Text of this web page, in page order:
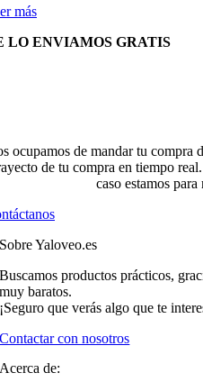
más
LO ENVIAMOS GRATIS
ocupamos de mandar tu compra
de tu compra en tiempo
caso estamos
Sobre Yaloveo.es
Buscamos productos prácticos,
muy baratos.
¡Seguro que verás algo que te
Contactar con nosotros
Acerca de: